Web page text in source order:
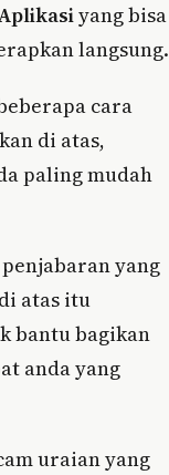
yang bisa
langsung.
cara
di atas,
paling mudah
yang
atas itu
bantu bagikan
anda yang
uraian yang